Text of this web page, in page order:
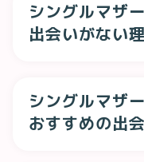
シングルマザ
出会いがない
シングルマザ
おすすめの出